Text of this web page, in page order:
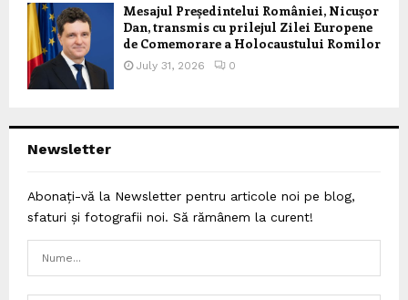
Mesajul Președintelui României, Nicușor
Dan, transmis cu prilejul Zilei Europene
de Comemorare a Holocaustului Romilor
July 31, 2026 0
Newsletter
Abonați-vă la Newsletter pentru articole noi pe blog,
sfaturi și fotografii noi. Să rămânem la curent!